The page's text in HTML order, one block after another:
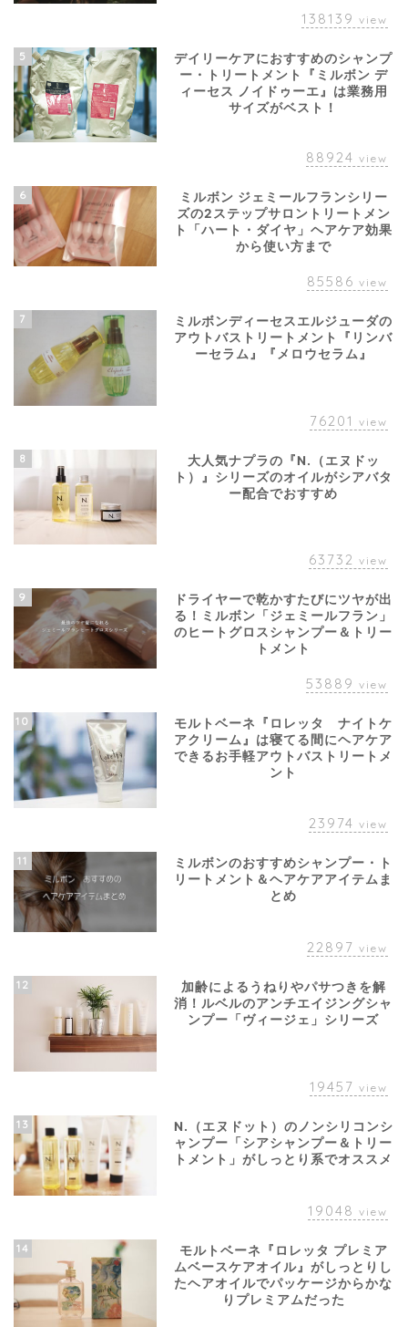
138139 view
5
デイリーケアにおすすめのシャンプ
ー・トリートメント『ミルボン デ
ィーセス ノイドゥーエ』は業務用
サイズがベスト！
88924 view
6
ミルボン ジェミールフランシリー
ズの2ステップサロントリートメン
ト「ハート・ダイヤ」ヘアケア効果
から使い方まで
85586 view
7
ミルボンディーセスエルジューダの
アウトバストリートメント『リンバ
ーセラム』『メロウセラム』
76201 view
8
大人気ナプラの『N.（エヌドッ
ト）』シリーズのオイルがシアバタ
ー配合でおすすめ
63732 view
9
ドライヤーで乾かすたびにツヤが出
る！ミルボン「ジェミールフラン」
のヒートグロスシャンプー＆トリー
トメント
53889 view
10
モルトベーネ『ロレッタ ナイトケ
アクリーム』は寝てる間にヘアケア
できるお手軽アウトバストリートメ
ント
23974 view
11
ミルボンのおすすめシャンプー・ト
リートメント＆ヘアケアアイテムま
とめ
22897 view
12
加齢によるうねりやパサつきを解
消！ルベルのアンチエイジングシャ
ンプー「ヴィージェ」シリーズ
19457 view
13
N.（エヌドット）のノンシリコンシ
ャンプー「シアシャンプー＆トリー
トメント」がしっとり系でオススメ
19048 view
14
モルトベーネ『ロレッタ プレミア
ムベースケアオイル』がしっとりし
たヘアオイルでパッケージからかな
りプレミアムだった